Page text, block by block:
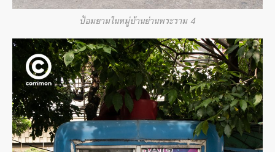
ป้อมยามในหมู่บ้านย่านพระราม 4